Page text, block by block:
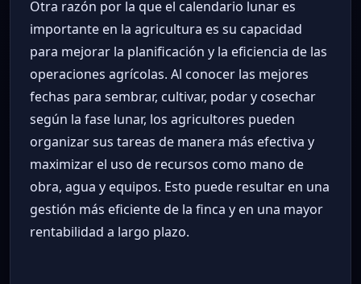
Otra razón por la que el calendario lunar es
importante en la agricultura es su capacidad
para mejorar la planificación y la eficiencia de las
operaciones agrícolas. Al conocer las mejores
fechas para sembrar, cultivar, podar y cosechar
según la fase lunar, los agricultores pueden
organizar sus tareas de manera más efectiva y
maximizar el uso de recursos como mano de
obra, agua y equipos. Esto puede resultar en una
gestión más eficiente de la finca y en una mayor
rentabilidad a largo plazo.